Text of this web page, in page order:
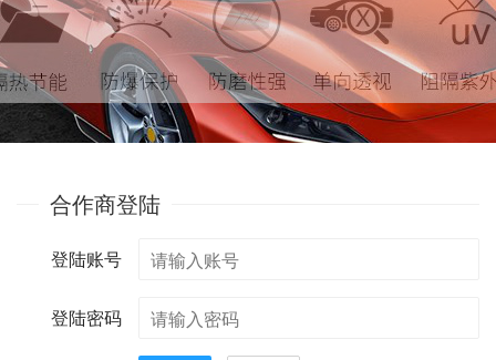
合作商登陆
登陆账号
登陆密码